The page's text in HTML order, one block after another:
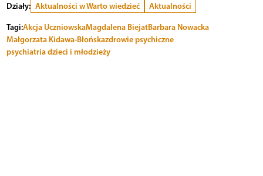
Działy: Aktualności w Warto wiedzieć
Aktualności
Tagi:Akcja UczniowskaMagdalena BiejatBarbara Nowacka
Małgorzata Kidawa-Błońskazdrowie psychiczne
psychiatria dzieci i młodzieży